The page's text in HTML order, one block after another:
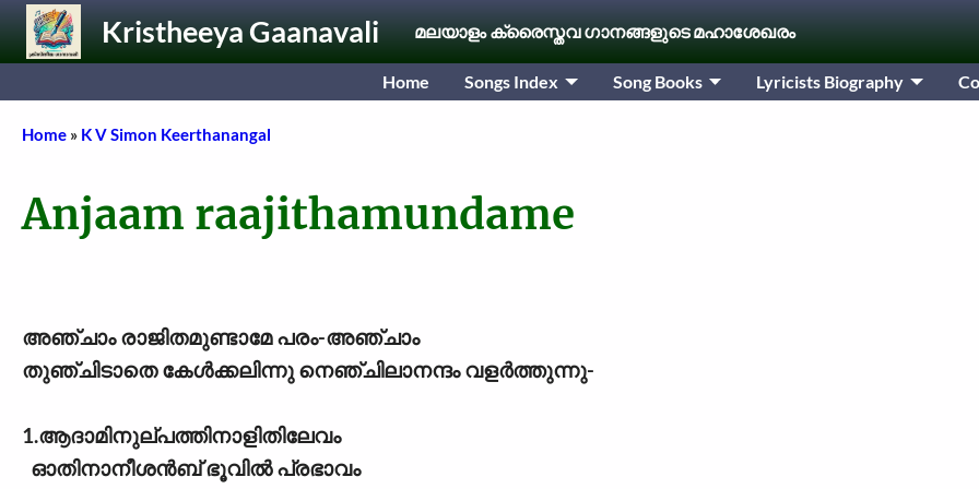
Skip to main contentKristheeya Gaanavali മലയാളം ക്രൈസ്തവ ഗാനങ്ങളുടെ മഹാശേഖരം
Home Songs Index Song Books Lyricists Biography
Breadcrumb
Home K V Simon Keerthanangal
Anjaam raajithamundame
അഞ്ചാം രാജിതമുണ്ടാമേ പരം-അഞ്ചാം
തുഞ്ചിടാതെ കേൾക്കലിന്നു നെഞ്ചിലാനന്ദം വളർത്തുന്നു-
1.ആദാമിനുല്പത്തിനാളിതിലേവം
ഓതിനാനീശൻബ് ഭൂവിൽ പ്രഭാവം